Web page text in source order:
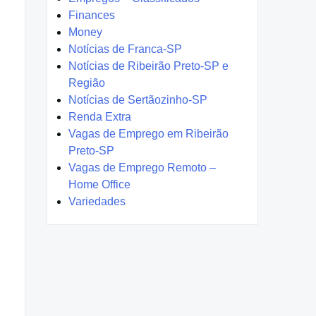
Finances
Money
Notícias de Franca-SP
Notícias de Ribeirão Preto-SP e
Região
Notícias de Sertãozinho-SP
Renda Extra
Vagas de Emprego em Ribeirão
Preto-SP
Vagas de Emprego Remoto –
Home Office
Variedades